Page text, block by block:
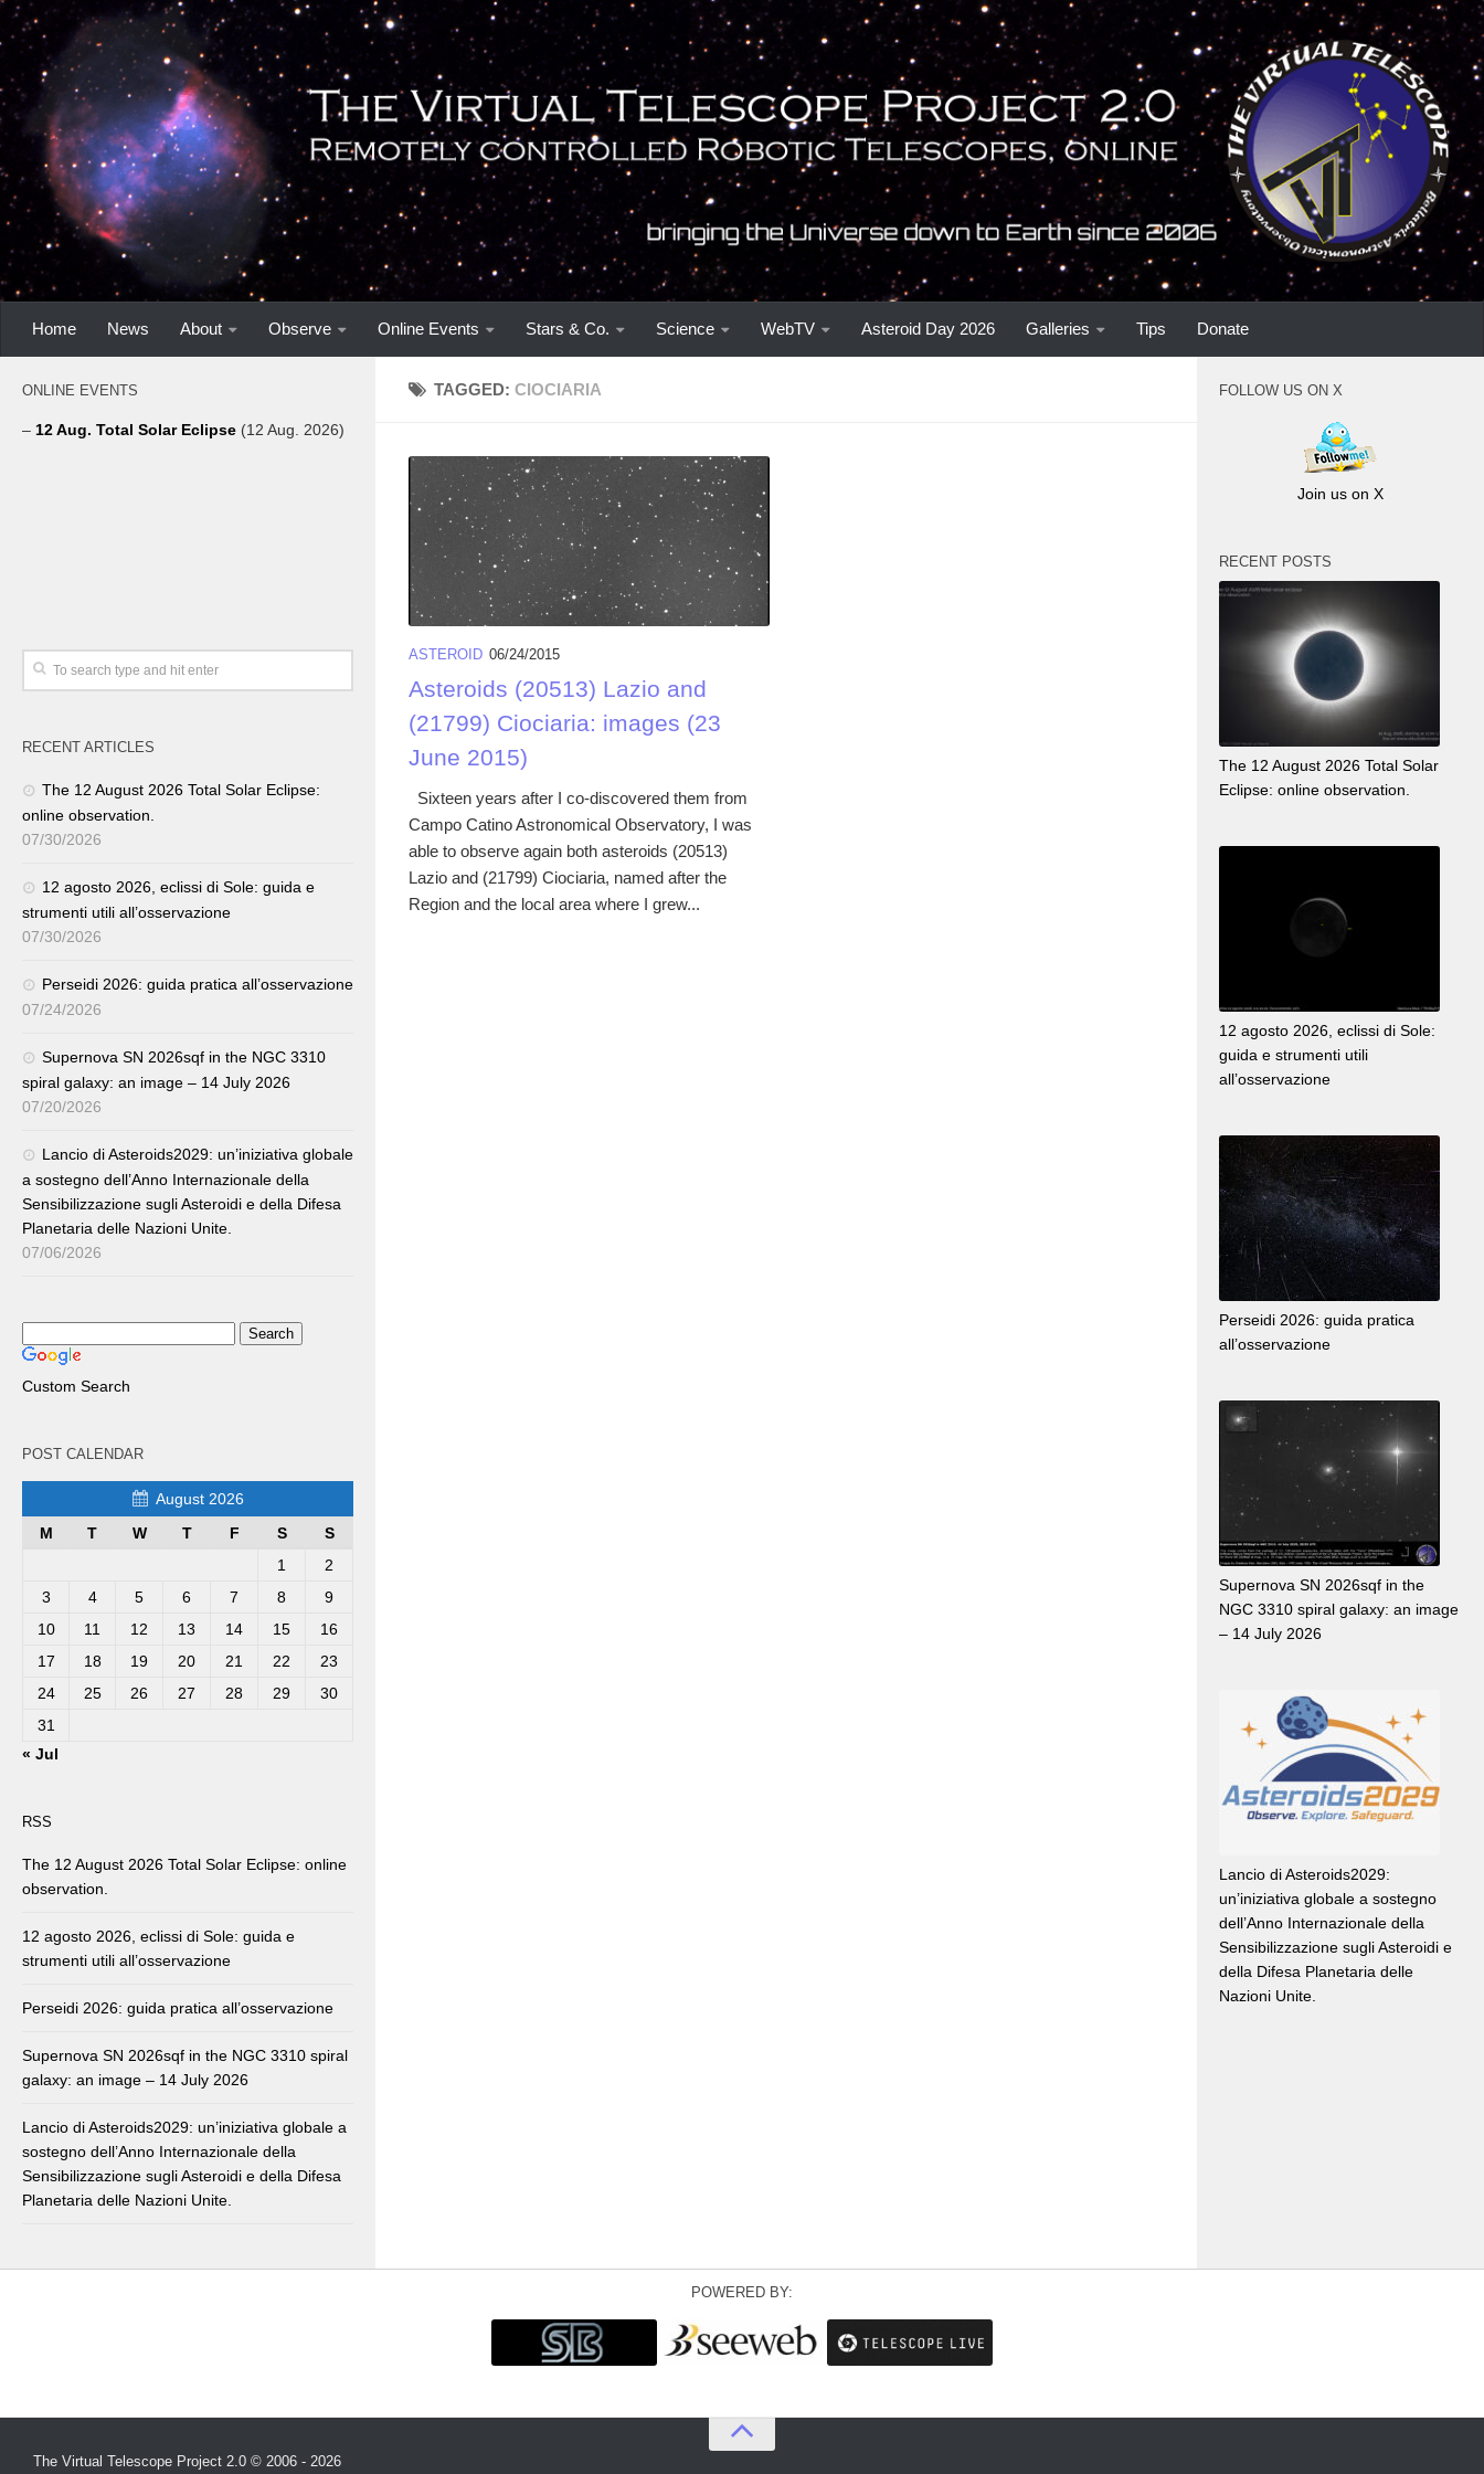
Home News About Observe Online Events Stars & Co. Science WebTV Asteroid Day 2026 Galleries Tips Donate
TAGGED:CIOCIARIA
ASTEROID 06/24/2015
Asteroids (20513) Lazio and
(21799) Ciociaria: images (23
June 2015)
Sixteen years after I co-discovered them from
Campo Catino Astronomical Observatory, I was
able to observe again both asteroids (20513)
Lazio and (21799) Ciociaria, named after the
Region and the local area where I grew...
ONLINE EVENTS
– 12 Aug. Total Solar Eclipse (12 Aug. 2026)
RECENT ARTICLES
The 12 August 2026 Total Solar Eclipse:
online observation.
07/30/2026
12 agosto 2026, eclissi di Sole: guida e
strumenti utili all’osservazione
07/30/2026
Perseidi 2026: guida pratica all’osservazione
07/24/2026
Supernova SN 2026sqf in the NGC 3310
spiral galaxy: an image – 14 July 2026
07/20/2026
Lancio di Asteroids2029: un’iniziativa globale
a sostegno dell’Anno Internazionale della
Sensibilizzazione sugli Asteroidi e della Difesa
Planetaria delle Nazioni Unite.
07/06/2026
Custom Search
POST CALENDAR
August 2026
M
T W T F S
S
1
2
3
4 5 6 7 8
9
10
11 12 13 14 15
16
17
18 19 20 21 22
23
24
25 26 27 28 29
30
31
« Jul
RSS
The 12 August 2026 Total Solar Eclipse: online
observation.
12 agosto 2026, eclissi di Sole: guida e
strumenti utili all’osservazione
Perseidi 2026: guida pratica all’osservazione
Supernova SN 2026sqf in the NGC 3310 spiral
galaxy: an image – 14 July 2026
Lancio di Asteroids2029: un’iniziativa globale a
sostegno dell’Anno Internazionale della
Sensibilizzazione sugli Asteroidi e della Difesa
Planetaria delle Nazioni Unite.
FOLLOW US ON X
Join us on X
RECENT POSTS
The 12 August 2026 Total Solar
Eclipse: online observation.
12 agosto 2026, eclissi di Sole:
guida e strumenti utili
all’osservazione
Perseidi 2026: guida pratica
all’osservazione
Supernova SN 2026sqf in the
NGC 3310 spiral galaxy: an image
– 14 July 2026
Lancio di Asteroids2029:
un’iniziativa globale a sostegno
dell’Anno Internazionale della
Sensibilizzazione sugli Asteroidi e
della Difesa Planetaria delle
Nazioni Unite.
POWERED BY:
The Virtual Telescope Project 2.0 © 2006 - 2026